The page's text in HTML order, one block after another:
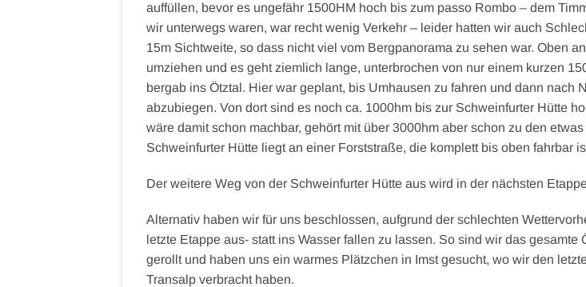
auffüllen, bevor es ungefähr 1500HM hoch bis zum passo Rombo – dem
wir unterwegs waren, war recht wenig Verkehr – leider hatten wir auch
15m Sichtweite, so dass nicht viel vom Bergpanorama zu sehen war. Oben
umziehen und es geht ziemlich lange, unterbrochen von nur einem kurzen
bergab ins Ötztal. Hier war geplant, bis Umhausen zu fahren und dann nach
abzubiegen. Von dort sind es noch ca. 1000hm bis zur Schweinfurter Hütte
wäre damit schon machbar, gehört mit über 3000hm aber schon zu den
Schweinfurter Hütte liegt an einer Forststraße, die komplett bis oben fahrbar
Der weitere Weg von der Schweinfurter Hütte aus wird in der nächsten
Alternativ haben wir für uns beschlossen, aufgrund der schlechten
letzte Etappe aus- statt ins Wasser fallen zu lassen. So sind wir das gesamte
gerollt und haben uns ein warmes Plätzchen in Imst gesucht, wo wir den
Transalp verbracht haben.